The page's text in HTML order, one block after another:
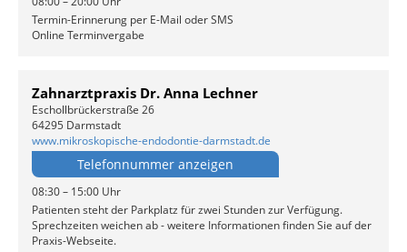
Termin-Erinnerung per E-Mail oder SMS
Online Terminvergabe
Zahnarztpraxis Dr. Anna Lechner
Eschollbrückerstraße 26
64295 Darmstadt
www.mikroskopische-endodontie-darmstadt.de
Telefonnummer anzeigen
08:30 – 15:00 Uhr
Patienten steht der Parkplatz für zwei Stunden zur Verfügung.
Sprechzeiten weichen ab - weitere Informationen finden Sie auf der
Praxis-Webseite.